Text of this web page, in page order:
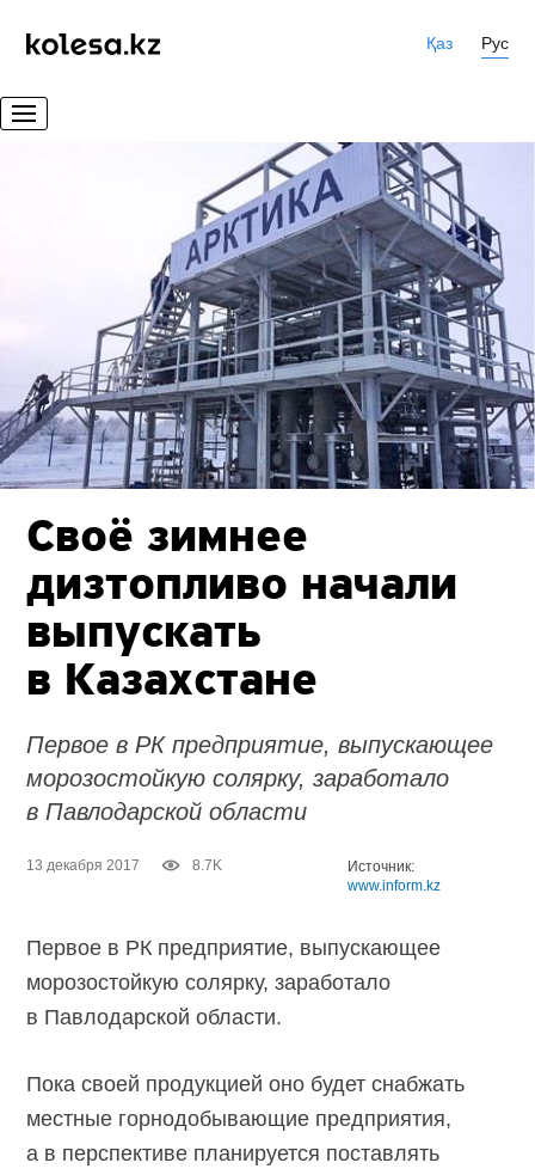
Қаз Рус
Своё зимнее
дизтопливо начали
выпускать
в Казахстане
Первое в РК предприятие, выпускающее
морозостойкую солярку, заработало
в Павлодарской области
13 декабря 2017 8.7K
Источник:
www.inform.kz
Первое в РК предприятие, выпускающее
морозостойкую солярку, заработало
в Павлодарской области.
Пока своей продукцией оно будет снабжать
местные горнодобывающие предприятия,
а в перспективе планируется поставлять